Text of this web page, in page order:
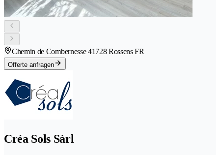
Chemin de Combernesse 41728 Rossens FR
Offerte anfragen
Créa Sols Sàrl